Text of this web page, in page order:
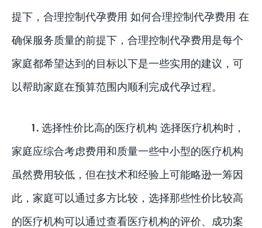
提下，合理控制代孕费用 如何合理控制代孕费用 在
确保服务质量的前提下，合理控制代孕费用是每个
家庭都希望达到的目标以下是一些实用的建议，可
以帮助家庭在预算范围内顺利完成代孕过程。
1. 选择性价比高的医疗机构 选择医疗机构时，
家庭应综合考虑费用和质量一些中小型的医疗机构
虽然费用较低，但在技术和经验上可能略逊一筹因
此，家庭可以通过多方比较，选择那些性价比较高
的医疗机构可以通过查看医疗机构的评价、成功案